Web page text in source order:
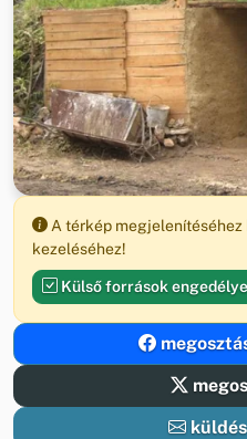
A térkép
kezeléséhez!
Külső források